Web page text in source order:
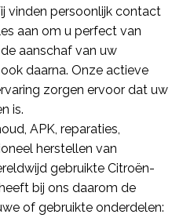
vinden persoonlijk contact
aan om u perfect van
aanschaf van uw
daarna. Onze actieve
zorgen ervoor dat uw
is.
APK, reparaties,
herstellen van
gebruikte Citroën-
bij ons daarom de
of gebruikte onderdelen: